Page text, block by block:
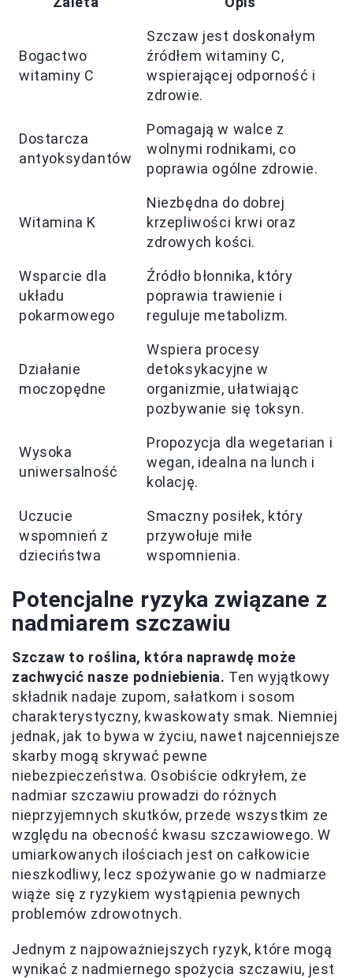
Bogactwo
witaminy C
Szczaw jest doskonałym
źródłem witaminy C,
wspierającej odporność i
zdrowie.
Dostarcza
antyoksydantów
Pomagają w walce z
wolnymi rodnikami, co
poprawia ogólne zdrowie.
Witamina K
Niezbędna do dobrej
krzepliwości krwi oraz
zdrowych kości.
Wsparcie dla
układu
pokarmowego
Źródło błonnika, który
poprawia trawienie i
reguluje metabolizm.
Działanie
moczopędne
Wspiera procesy
detoksykacyjne w
organizmie, ułatwiając
pozbywanie się toksyn.
Wysoka
uniwersalność
Propozycja dla wegetarian i
wegan, idealna na lunch i
kolację.
Uczucie
wspomnień z
dzieciństwa
Smaczny posiłek, który
przywołuje miłe
wspomnienia.
Potencjalne ryzyka związane z
nadmiarem szczawiu
Szczaw to roślina, która naprawdę może
zachwycić nasze podniebienia. Ten wyjątkowy
składnik nadaje zupom, sałatkom i sosom
charakterystyczny, kwaskowaty smak. Niemniej
jednak, jak to bywa w życiu, nawet najcenniejsze
skarby mogą skrywać pewne
niebezpieczeństwa. Osobiście odkryłem, że
nadmiar szczawiu prowadzi do różnych
nieprzyjemnych skutków, przede wszystkim ze
względu na obecność kwasu szczawiowego. W
umiarkowanych ilościach jest on całkowicie
nieszkodliwy, lecz spożywanie go w nadmiarze
wiąże się z ryzykiem wystąpienia pewnych
problemów zdrowotnych.
Jednym z najpoważniejszych ryzyk, które mogą
wynikać z nadmiernego spożycia szczawiu, jest